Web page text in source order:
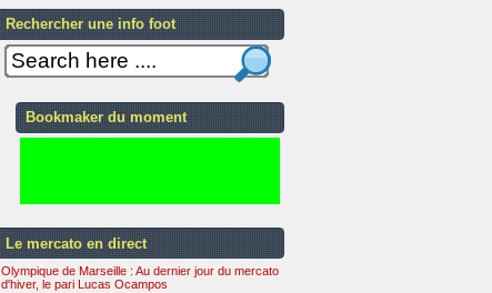
Rechercher une info foot
Bookmaker du moment
Le mercato en direct
Olympique de Marseille : Au dernier jour du mercato
d'hiver, le pari Lucas Ocampos